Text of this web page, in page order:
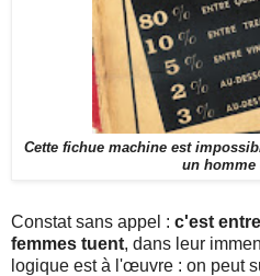
Cette fichue machine est
un homme
Constat sans appel : c'est
femmes tuent, dans leur
logique est à l'œuvre : on peut